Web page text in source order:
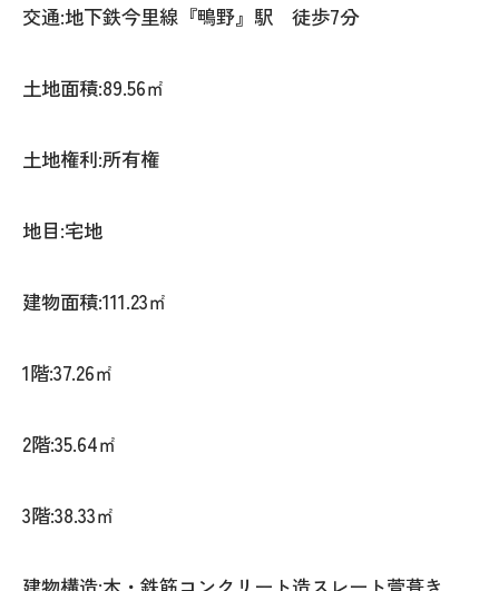
交通:地下鉄今里線『鴫野』駅 徒歩7分
土地面積:89.56㎡
土地権利:所有権
地目:宅地
建物面積:111.23㎡
1階:37.26㎡
2階:35.64㎡
3階:38.33㎡